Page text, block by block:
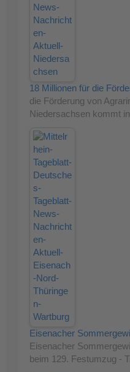
18 Millionen für die
die Förderung von
Niedersachsen kommt
Eisenacher
Eisenacher
beim 129. Festumzug -